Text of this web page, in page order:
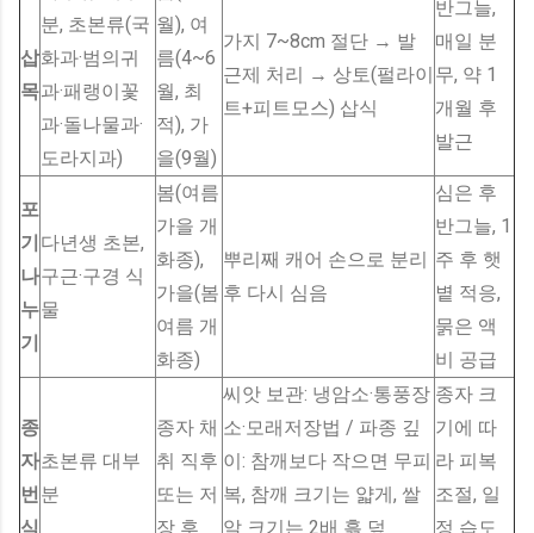
삽
목
분, 초본류(국
화과·범의귀
과·패랭이꽃
과·돌나물과·
도라지과)
월), 여
름(4~6
월, 최
적), 가
을(9월)
가지 7~8cm 절단 → 발
근제 처리 → 상토(펄라이
트+피트모스) 삽식
반그늘,
매일 분
무, 약 1
개월 후
발근
포
기
나
누
기
다년생 초본,
구근·구경 식
물
봄(여름
가을 개
화종),
가을(봄
여름 개
화종)
뿌리째 캐어 손으로 분리
후 다시 심음
심은 후
반그늘, 1
주 후 햇
볕 적응,
묽은 액
비 공급
종
자
번
식
초본류 대부
분
종자 채
취 직후
또는 저
장 후
씨앗 보관: 냉암소·통풍장
소·모래저장법 / 파종 깊
이: 참깨보다 작으면 무피
복, 참깨 크기는 얇게, 쌀
알 크기는 2배 흙 덮
종자 크
기에 따
라 피복
조절, 일
정 습도